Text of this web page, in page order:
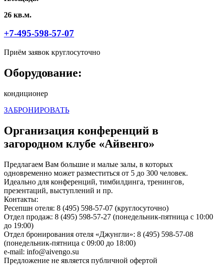
26 кв.м.
+7-495-598-57-07
Приём заявок круглосуточно
Оборудование:
кондиционер
ЗАБРОНИРОВАТЬ
Организация конференций в
загородном клубе «Айвенго»
Предлагаем Вам большие и малые залы, в которых
одновременно может разместиться от 5 до 300 человек.
Идеально для конференций, тимбилдинга, тренингов,
презентаций, выступлений и пр.
Контакты:
Ресепшн отеля: 8 (495) 598-57-07 (круглосуточно)
Отдел продаж: 8 (495) 598-57-27 (понедельник-пятница с 10:00
до 19:00)
Отдел бронирования отеля «Джунгли»: 8 (495) 598-57-08
(понедельник-пятница с 09:00 до 18:00)
e-mail: info@aivengo.su
Предложение не является публичной офертой